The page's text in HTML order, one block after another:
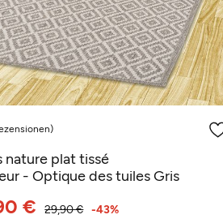
nature plat tissé
- Optique des tuiles Gris
29,90 €
€ -43%